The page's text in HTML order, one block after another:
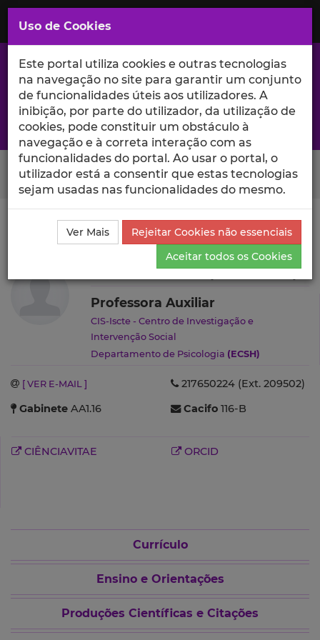
Saltar
para
Conteúdo
Principal
A excelência da investigação e ciência no Iscte
Search Button
Ciência_Iscte Autores
Susana Fonseca (Carvalhosa)
Outras Atividades
Susana Fonseca (Carvalhosa)
Professora Auxiliar
CIS-Iscte - Centro de Investigação e
Intervenção Social
Departamento de Psicologia (ECSH)
[ VER E-MAIL ]
217650224 (Ext. 209502)
Gabinete AA1.16 Cacifo 116-B
CIÊNCIAVITAE ORCID
Currículo
Ensino e Orientações
Produções Científicas e Citações
Uso de Cookies
Este portal utiliza cookies e outras tecnologias
na navegação no site para garantir um conjunto
de funcionalidades úteis aos utilizadores. A
inibição, por parte do utilizador, da utilização de
cookies, pode constituir um obstáculo à
navegação e à correta interação com as
funcionalidades do portal. Ao usar o portal, o
utilizador está a consentir que estas tecnologias
sejam usadas nas funcionalidades do mesmo.
Ver Mais
Rejeitar Cookies não essenciais
Aceitar todos os Cookies